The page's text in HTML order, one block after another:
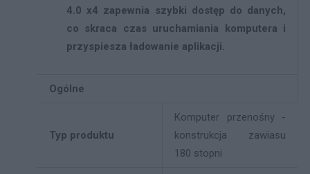
4.0 x4 zapewnia szybki dostęp do danych,
co skraca czas uruchamiania komputera i
przyspiesza ładowanie aplikacji.
Ogólne
Typ produktu
Komputer przenośny -
konstrukcja zawiasu
180 stopni